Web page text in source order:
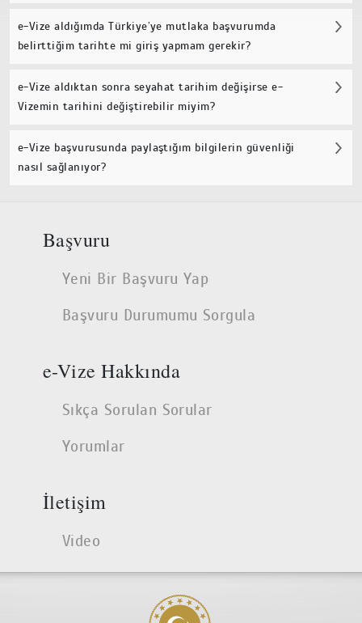
e-Vize aldığımda Türkiye’ye mutlaka başvurumda
belirttiğim tarihte mi giriş yapmam gerekir?
e-Vize aldıktan sonra seyahat tarihim değişirse e-
Vizemin tarihini değiştirebilir miyim?
e-Vize başvurusunda paylaştığım bilgilerin güvenliği
nasıl sağlanıyor?
Başvuru
Yeni Bir Başvuru Yap
Başvuru Durumumu Sorgula
e-Vize Hakkında
Sıkça Sorulan Sorular
Yorumlar
İletişim
Video